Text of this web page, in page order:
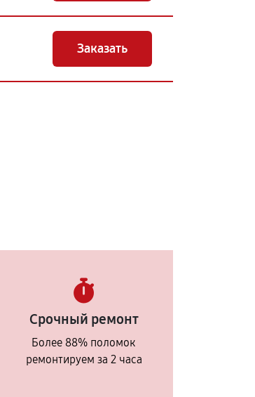
Заказать
Срочный ремонт
Более 88% поломок
ремонтируем за 2 часа